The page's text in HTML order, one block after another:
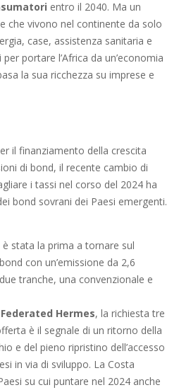
entro il 2040. Ma un
che vivono nel continente da solo
case, assistenza sanitaria e
portare l’Africa da un’economia
la sua ricchezza su imprese e
il finanziamento della crescita
di bond, il recente cambio di
i tassi nel corso del 2024 ha
bond sovrani dei Paesi emergenti.
è stata la prima a tornare sul
con un’emissione da 2,6
tranche, una convenzionale e
Federated Hermes, la richiesta tre
è il segnale di un ritorno della
e del pieno ripristino dell’accesso
in via di sviluppo. La Costa
su cui puntare nel 2024 anche